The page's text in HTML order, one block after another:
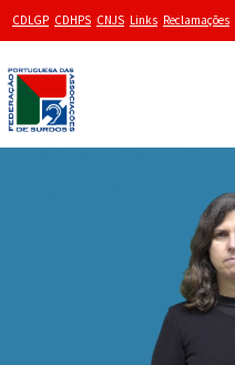
CDLGP CDHPS CNJS Links Reclamações